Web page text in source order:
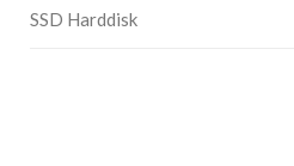
SSD Harddisk